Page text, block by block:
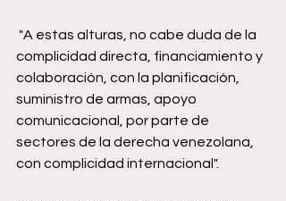
complicidad directa, financiamiento y
colaboración, con la planificación,
suministro de armas, apoyo
comunicacional, por parte de
sectores de la derecha venezolana,
con complicidad internacional".